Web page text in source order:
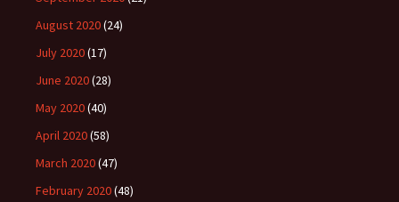
August 2020(24)
July 2020(17)
June 2020(28)
May 2020(40)
April 2020(58)
March 2020(47)
February 2020(48)